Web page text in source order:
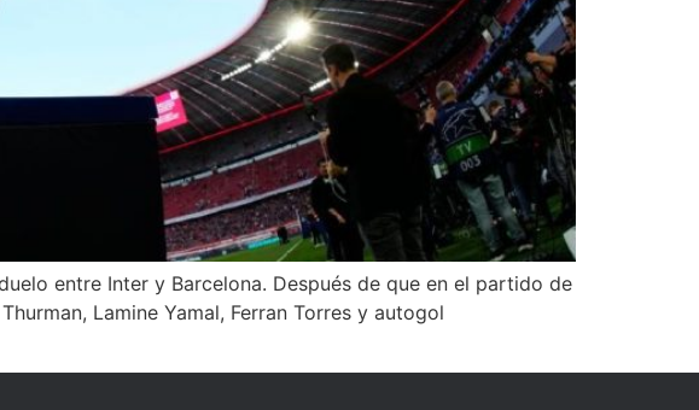
entre Inter y Barcelona. Después de que en el partido de
Lamine Yamal, Ferran Torres y autogol